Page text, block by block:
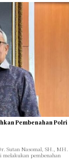
Pembenahan Polri
Sutan Nasomal, SH., MH.
pembenahan